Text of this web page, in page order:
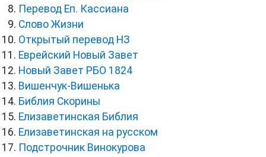
Перевод Еп. Кассиана
Слово Жизни
Открытый перевод НЗ
Еврейский Новый Завет
Новый Завет РБО 1824
Вишенчук-Вишенька
Библия Скорины
Елизаветинская Библия
Елизаветинская на русском
Подстрочник Винокурова